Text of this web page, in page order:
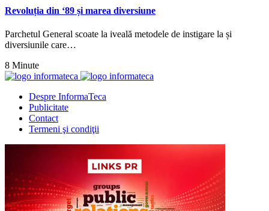
Revoluția din ‘89 și marea diversiune
Parchetul General scoate la iveală metodele de instigare la și
diversiunile care…
8 Minute
Despre InformaTeca
Publicitate
Contact
Termeni şi condiţii